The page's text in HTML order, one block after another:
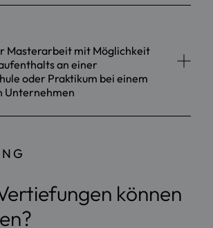
Masterarbeit mit Möglichkeit
an einer
oder Praktikum bei einem
Unternehmen
können